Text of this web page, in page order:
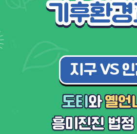
기후환
지구 VS
도티와옐언
흥미진진 법